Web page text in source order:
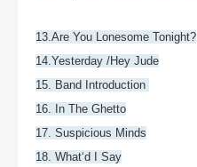
13.Are You Lonesome Tonight?
14.Yesterday /Hey Jude
15. Band Introduction
16. In The Ghetto
17. Suspicious Minds
18. What‘d I Say